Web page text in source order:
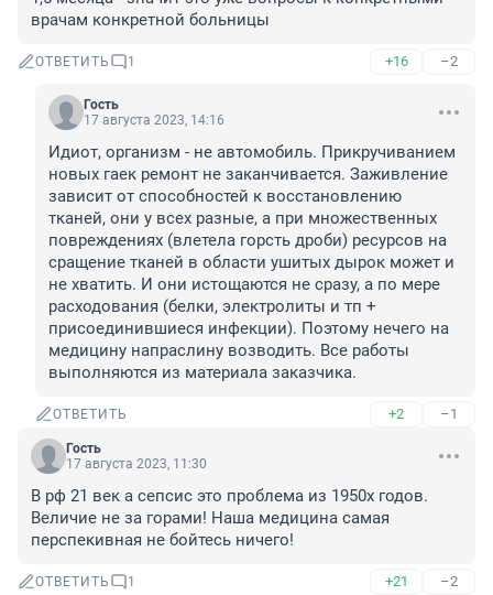
врачам конкретной больницы
ОТВЕТИТЬ 1 +16 –2
Гость
17 августа 2023, 14:16
Идиот, организм - не автомобиль. Прикручиванием
новых гаек ремонт не заканчивается. Заживление
зависит от способностей к восстановлению
тканей, они у всех разные, а при множественных
повреждениях (влетела горсть дроби) ресурсов на
сращение тканей в области ушитых дырок может и
не хватить. И они истощаются не сразу, а по мере
расходования (белки, электролиты и тп +
присоединившиеся инфекции). Поэтому нечего на
медицину напраслину возводить. Все работы
выполняются из материала заказчика.
ОТВЕТИТЬ +2 –1
Гость
17 августа 2023, 11:30
В рф 21 век а сепсис это проблема из 1950х годов.
Величие не за горами! Наша медицина самая
перспекивная не бойтесь ничего!
ОТВЕТИТЬ 1 +21 –2